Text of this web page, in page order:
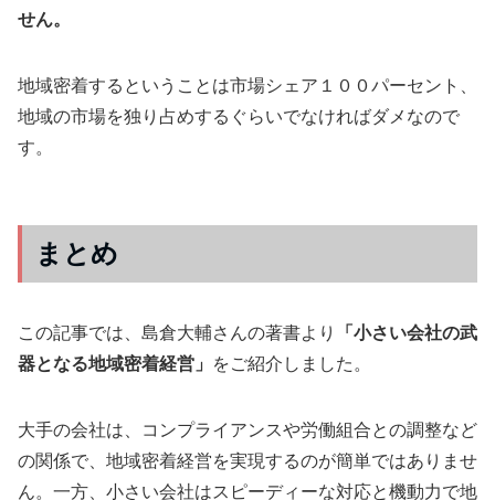
せん。
地域密着するということは市場シェア１００パーセント、
地域の市場を独り占めするぐらいでなければダメなので
す。
まとめ
この記事では、島倉大輔さんの著書より 「 小さい会社の武
器となる地域密着経営 」 をご紹介しました。
大手の会社は、コンプライアンスや労働組合との調整など
の関係で、地域密着経営を実現するのが簡単ではありませ
ん。一方、小さい会社はスピーディーな対応と機動力で地